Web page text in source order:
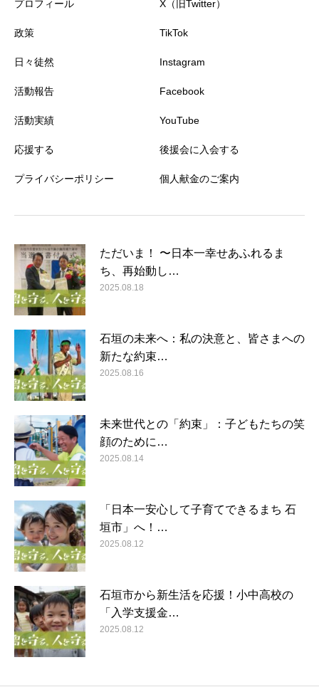
プロフィール
政策
日々徒然
活動報告
活動実績
応援する
プライバシーポリシー
X（旧Twitter）
TikTok
Instagram
Facebook
YouTube
後援会に入会する
個人献金のご案内
ただいま！ 〜日本一幸せあふれるま
ち、再始動し…
2025.08.18
石垣の未来へ：私の決意と、皆さまへの
新たな約束…
2025.08.16
未来世代との「約束」：子どもたちの笑
顔のために…
2025.08.14
「日本一安心して子育てできるまち 石
垣市」へ！…
2025.08.12
石垣市から新生活を応援！小中高校の
「入学支援金…
2025.08.12